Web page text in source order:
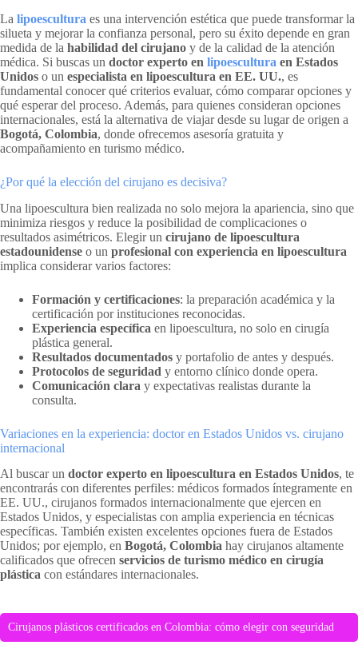
La lipoescultura es una intervención estética que puede transformar la
silueta y mejorar la confianza personal, pero su éxito depende en gran
medida de la habilidad del cirujano y de la calidad de la atención
médica. Si buscas un doctor experto en lipoescultura en Estados
Unidos o un especialista en lipoescultura en EE. UU., es
fundamental conocer qué criterios evaluar, cómo comparar opciones y
qué esperar del proceso. Además, para quienes consideran opciones
internacionales, está la alternativa de viajar desde su lugar de origen a
Bogotá, Colombia, donde ofrecemos asesoría gratuita y
acompañamiento en turismo médico.
¿Por qué la elección del cirujano es decisiva?
Una lipoescultura bien realizada no solo mejora la apariencia, sino que
minimiza riesgos y reduce la posibilidad de complicaciones o
resultados asimétricos. Elegir un cirujano de lipoescultura
estadounidense o un profesional con experiencia en lipoescultura
implica considerar varios factores:
Formación y certificaciones: la preparación académica y la
certificación por instituciones reconocidas.
Experiencia específica en lipoescultura, no solo en cirugía
plástica general.
Resultados documentados y portafolio de antes y después.
Protocolos de seguridad y entorno clínico donde opera.
Comunicación clara y expectativas realistas durante la
consulta.
Variaciones en la experiencia: doctor en Estados Unidos vs. cirujano
internacional
Al buscar un doctor experto en lipoescultura en Estados Unidos, te
encontrarás con diferentes perfiles: médicos formados íntegramente en
EE. UU., cirujanos formados internacionalmente que ejercen en
Estados Unidos, y especialistas con amplia experiencia en técnicas
específicas. También existen excelentes opciones fuera de Estados
Unidos; por ejemplo, en Bogotá, Colombia hay cirujanos altamente
calificados que ofrecen servicios de turismo médico en cirugía
plástica con estándares internacionales.
Cirujanos plásticos certificados en Colombia: cómo elegir con seguridad